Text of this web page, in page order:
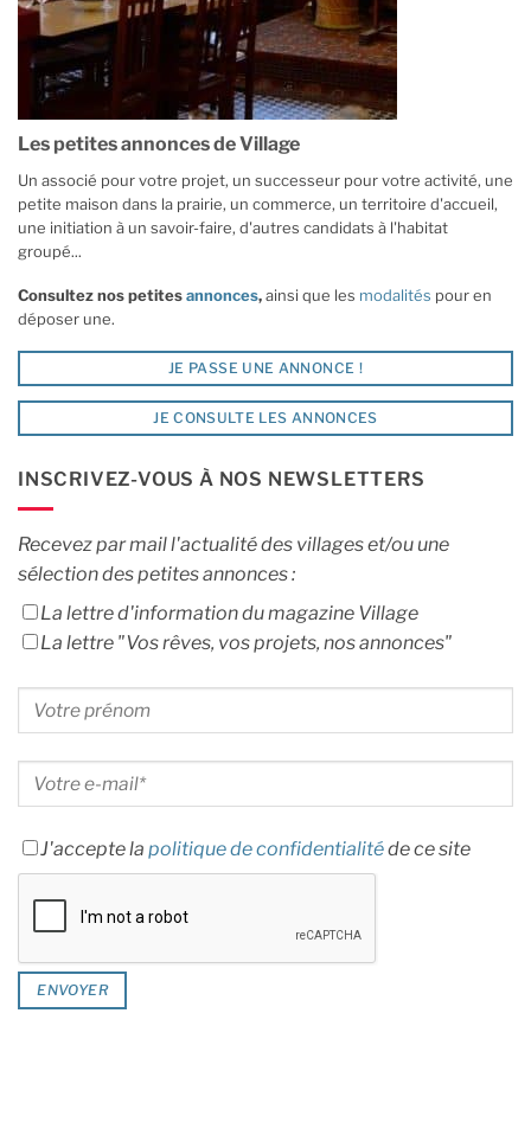
Les petites annonces de Village
Un associé pour votre projet, un successeur pour votre activité, une
petite maison dans la prairie, un commerce, un territoire d'accueil,
une initiation à un savoir-faire, d'autres candidats à l'habitat
groupé...
Consultez nos petitesannonces,ainsi que les modalités pour en
déposer une.
JE PASSE UNE ANNONCE !
JE CONSULTE LES ANNONCES
INSCRIVEZ-VOUS À NOS NEWSLETTERS
Recevez par mail l'actualité des villages et/ou une
sélection des petites annonces :
La lettre d'information du magazine Village
La lettre "Vos rêves, vos projets, nos annonces"
J'accepte la politique de confidentialitéde ce site